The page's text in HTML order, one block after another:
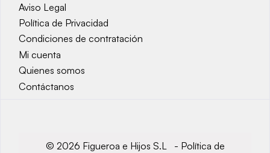
Aviso Legal
Política de Privacidad
Condiciones de contratación
Mi cuenta
Quienes somos
Contáctanos
© 2026 Figueroa e Hijos S.L - Política de